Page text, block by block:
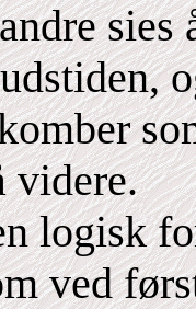
sies
videre.
logisk
ved